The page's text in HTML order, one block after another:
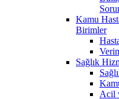
Kamu
Birimler
Sağlık
Acil